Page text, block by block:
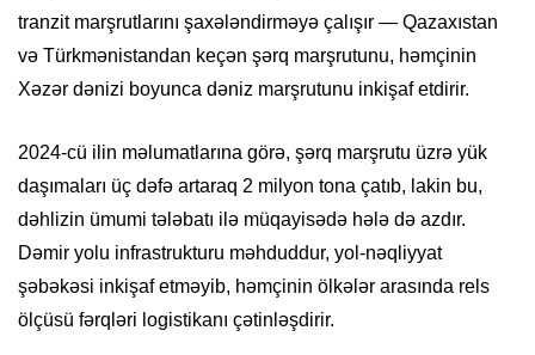
tranzit marşrutlarını şaxələndirməyə çalışır — Qazaxıstan
və Türkmənistandan keçən şərq marşrutunu, həmçinin
Xəzər dənizi boyunca dəniz marşrutunu inkişaf etdirir.
2024-cü ilin məlumatlarına görə, şərq marşrutu üzrə yük
daşımaları üç dəfə artaraq 2 milyon tona çatıb, lakin bu,
dəhlizin ümumi tələbatı ilə müqayisədə hələ də azdır.
Dəmir yolu infrastrukturu məhduddur, yol-nəqliyyat
şəbəkəsi inkişaf etməyib, həmçinin ölkələr arasında rels
ölçüsü fərqləri logistikanı çətinləşdirir.